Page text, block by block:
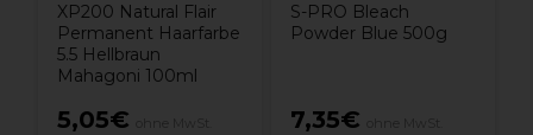
XP200 Natural Flair
Permanent Haarfarbe
5.5 Hellbraun
Mahagoni 100ml
5,05€
S-PRO Bleach
Powder Blue 500g
7,35€